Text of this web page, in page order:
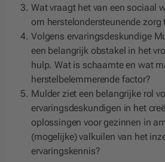
Wat vraagt het van een sociaal
om herstelondersteunende zorg
Volgens ervaringsdeskundige
een belangrijk obstakel in het
hulp. Wat is schaamte en wat
herstelbelemmerende factor?
Mulder ziet een belangrijke rol
ervaringsdeskundigen in het
oplossingen voor gezinnen in
(mogelijke) valkuilen van het
ervaringskennis?